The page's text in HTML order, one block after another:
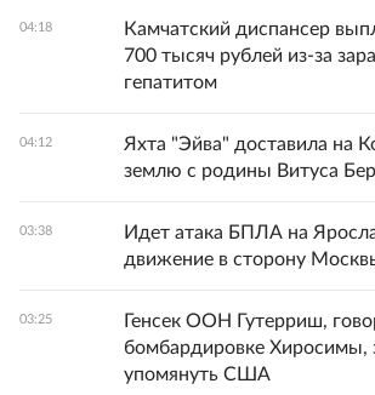
04:18
Камчатский диспансер
700 тысяч рублей из-за
гепатитом
04:12
Яхта "Эйва" доставила на
землю с родины Витуса
03:38
Идет атака БПЛА на
движение в сторону
03:25
Генсек ООН Гутерриш,
бомбардировке Хиросимы,
упомянуть США